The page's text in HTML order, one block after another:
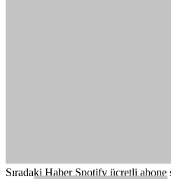
Sıradaki Haber Spotify ücretli abone